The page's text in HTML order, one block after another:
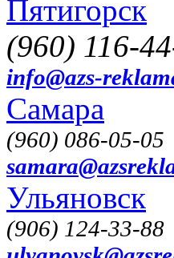
Пятигорск
(960) 116-
info@azs-
Самара
(960) 086-05-05
Ульяновск
(906) 124-33-88